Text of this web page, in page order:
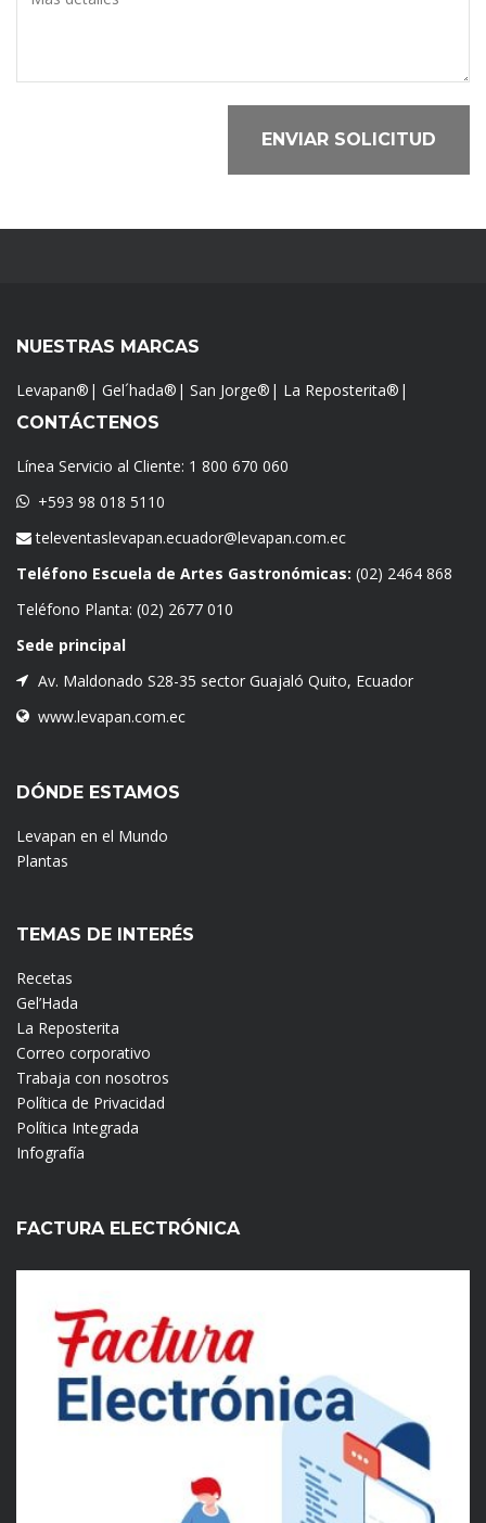
ENVIAR SOLICITUD
NUESTRAS MARCAS
Levapan® | Gel´hada® | San Jorge® | La Reposterita® |
CONTÁCTENOS
Línea Servicio al Cliente: 1 800 670 060
+593 98 018 5110
televentaslevapan.ecuador@levapan.com.ec
Teléfono Escuela de Artes Gastronómicas: (02) 2464 868
Teléfono Planta: (02) 2677 010
Sede principal
Av. Maldonado S28-35 sector Guajaló Quito, Ecuador
www.levapan.com.ec
DÓNDE ESTAMOS
Levapan en el Mundo
Plantas
TEMAS DE INTERÉS
Recetas
Gel’Hada
La Reposterita
Correo corporativo
Trabaja con nosotros
Política de Privacidad
Política Integrada
Infografía
FACTURA ELECTRÓNICA